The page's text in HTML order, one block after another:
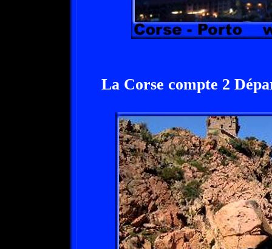
La Corse compte 2